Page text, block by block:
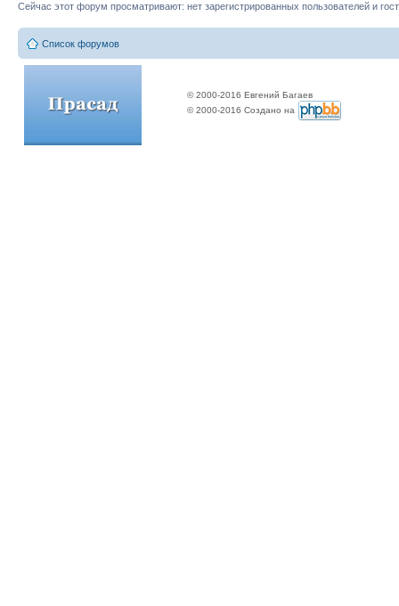
Сейчас этот форум просматривают: нет зарегистрированных пользователей и
Список форумов
© 2000-2016 Евгений Багаев
© 2000-2016 Создано на